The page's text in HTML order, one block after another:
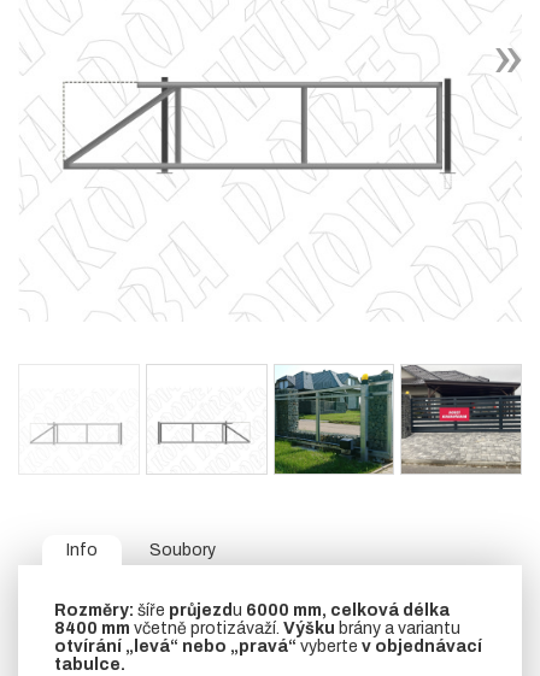
Info Soubory
Rozměry: šíře průjezdu 6000 mm, celková délka
8400 mm včetně protizávaží. Výšku brány a variantu
otvírání „levá“ nebo „pravá“ vyberte v objednávací
tabulce.